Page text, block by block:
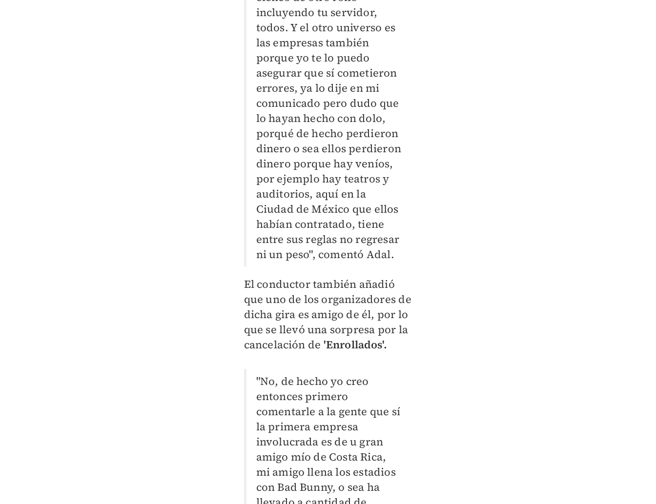
incluyendo tu servidor,
todos. Y el otro universo es
las empresas también
porque yo te lo puedo
asegurar que sí cometieron
errores, ya lo dije en mi
comunicado pero dudo que
lo hayan hecho con dolo,
porqué de hecho perdieron
dinero o sea ellos perdieron
dinero porque hay veníos,
por ejemplo hay teatros y
auditorios, aquí en la
Ciudad de México que ellos
habían contratado, tiene
entre sus reglas no regresar
ni un peso", comentó Adal.
El conductor también añadió
que uno de los organizadores de
dicha gira es amigo de él, por lo
que se llevó una sorpresa por la
cancelación de 'Enrollados'.
"No, de hecho yo creo
entonces primero
comentarle a la gente que sí
la primera empresa
involucrada es de u gran
amigo mío de Costa Rica,
mi amigo llena los estadios
con Bad Bunny, o sea ha